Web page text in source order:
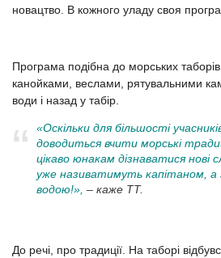
новацтво. В кожного уладу своя
Програма подібна до морських таборів
канойками, веслами, рятувальними
води і назад у табір.
«Оскільки для більшості
доводиться вчити морські
цікаво юнакам дізнаватися
уже називатимуть капітаном, а
водою!», – каже ТТ.
До речі, про традиції. На таборі